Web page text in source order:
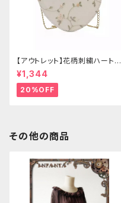
【アウトレット】花柄刺繍ハートバ
ッグ
¥1,344
20%OFF
その他の商品